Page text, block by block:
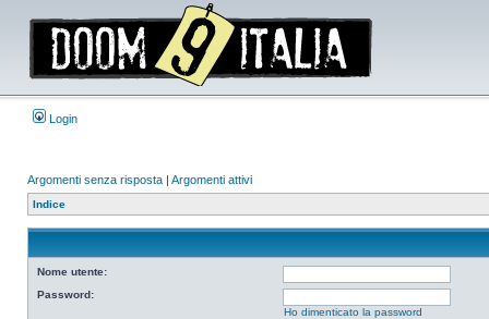
Login
Argomenti senza risposta | Argomenti attivi
Indice
Nome utente:
Password:
Ho dimenticato la password